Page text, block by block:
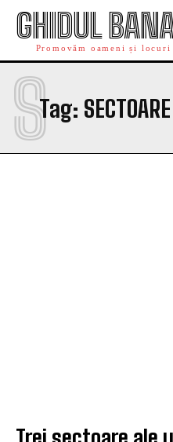
GHIDUL
Promovăm oameni și locuri
Tag: SECTOARE
S